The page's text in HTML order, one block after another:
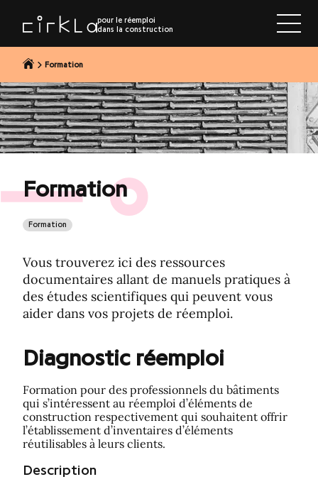
contenu
pour le réemploi
dans la construction
Formation
Formation
Formation
Vous trouverez ici des ressources
documentaires allant de manuels pratiques à
des études scientifiques qui peuvent vous
aider dans vos projets de réemploi.
Diagnostic réemploi
Formation pour des professionnels du bâtiments
qui s’intéressent au réemploi d’éléments de
construction respectivement qui souhaitent offrir
l’établissement d’inventaires d’éléments
réutilisables à leurs clients.
Description